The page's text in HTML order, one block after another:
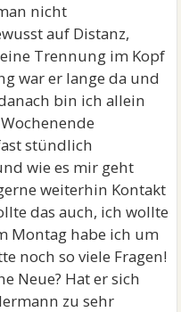
nicht
auf Distanz,
Trennung im Kopf
war er lange da und
bin ich allein
stündlich
wie es mir geht
weiterhin Kontakt
das auch, ich wollte
Montag habe ich um
noch so viele Fragen!
Neue? Hat er sich
zu sehr